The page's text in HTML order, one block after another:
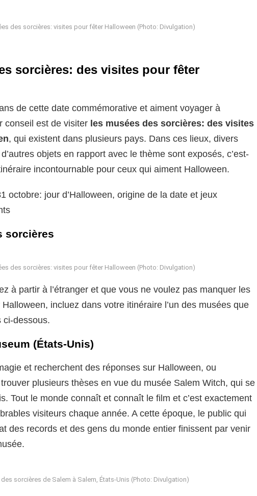
des sorcières: visites pour fêter Halloween (Photo: Divulgation)
sorcières: des visites pour fêter
de cette date commémorative et aiment voyager à
conseil est de visiter les musées des sorcières: des visites
, qui existent dans plusieurs pays. Dans ces lieux, divers
objets en rapport avec le thème sont exposés, c’est-
incontournable pour ceux qui aiment Halloween.
octobre: ​​jour d’Halloween, origine de la date et jeux
sorcières
des sorcières: visites pour fêter Halloween (Photo: Divulgation)
à partir à l’étranger et que vous ne voulez pas manquer les
incluez dans votre itinéraire l’un des musées que
ci-dessous.
(États-Unis)
et recherchent des réponses sur Halloween, ou
plusieurs thèses en vue du musée Salem Witch, qui se
Tout le monde connaît et connaît le film et c’est exactement
visiteurs chaque année. A cette époque, le public qui
des records et des gens du monde entier finissent par venir
sorcières de Salem à Salem, États-Unis (Photo: Divulgation)